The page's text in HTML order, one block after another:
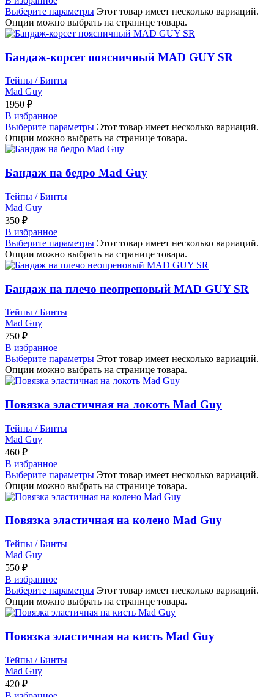
Выберите параметры Этот товар имеет несколько вариаций.
Опции можно выбрать на странице товара.
Бандаж-корсет поясничный MAD GUY SR
Тейпы / Бинты
Mad Guy
1950 ₽
В избранное
Выберите параметры Этот товар имеет несколько вариаций.
Опции можно выбрать на странице товара.
Бандаж на бедро Mad Guy
Тейпы / Бинты
Mad Guy
350 ₽
В избранное
Выберите параметры Этот товар имеет несколько вариаций.
Опции можно выбрать на странице товара.
Бандаж на плечо неопреновый MAD GUY SR
Тейпы / Бинты
Mad Guy
750 ₽
В избранное
Выберите параметры Этот товар имеет несколько вариаций.
Опции можно выбрать на странице товара.
Повязка эластичная на локоть Mad Guy
Тейпы / Бинты
Mad Guy
460 ₽
В избранное
Выберите параметры Этот товар имеет несколько вариаций.
Опции можно выбрать на странице товара.
Повязка эластичная на колено Mad Guy
Тейпы / Бинты
Mad Guy
550 ₽
В избранное
Выберите параметры Этот товар имеет несколько вариаций.
Опции можно выбрать на странице товара.
Повязка эластичная на кисть Mad Guy
Тейпы / Бинты
Mad Guy
420 ₽